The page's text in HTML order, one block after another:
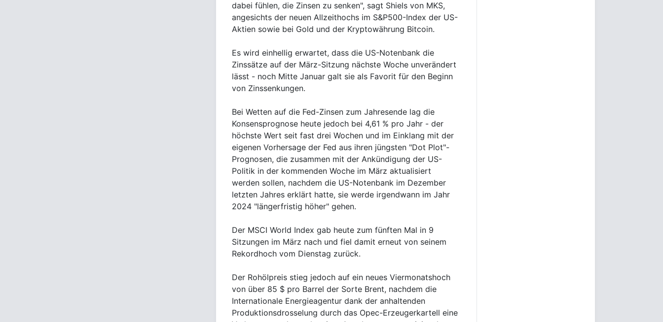
dabei fühlen, die Zinsen zu senken", sagt Shiels von MKS,
angesichts der neuen Allzeithochs im S&P500-Index der US-
Aktien sowie bei Gold und der Kryptowährung Bitcoin.
Es wird einhellig erwartet, dass die US-Notenbank die
Zinssätze auf der März-Sitzung nächste Woche unverändert
lässt - noch Mitte Januar galt sie als Favorit für den Beginn
von Zinssenkungen.
Bei Wetten auf die Fed-Zinsen zum Jahresende lag die
Konsensprognose heute jedoch bei 4,61 % pro Jahr - der
höchste Wert seit fast drei Wochen und im Einklang mit der
eigenen Vorhersage der Fed aus ihren jüngsten "Dot Plot"-
Prognosen, die zusammen mit der Ankündigung der US-
Politik in der kommenden Woche im März aktualisiert
werden sollen, nachdem die US-Notenbank im Dezember
letzten Jahres erklärt hatte, sie werde irgendwann im Jahr
2024 "längerfristig höher" gehen.
Der MSCI World Index gab heute zum fünften Mal in 9
Sitzungen im März nach und fiel damit erneut von seinem
Rekordhoch vom Dienstag zurück.
Der Rohölpreis stieg jedoch auf ein neues Viermonatshoch
von über 85 $ pro Barrel der Sorte Brent, nachdem die
Internationale Energieagentur dank der anhaltenden
Produktionsdrosselung durch das Opec-Erzeugerkartell eine